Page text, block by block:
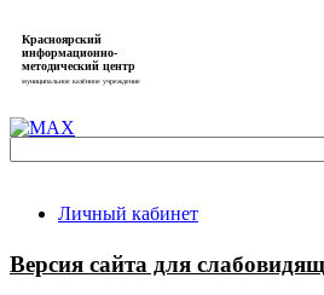
Красноярский
информационно-
методический центр
муниципальное казённое учреждение
Личный кабинет
Версия сайта для